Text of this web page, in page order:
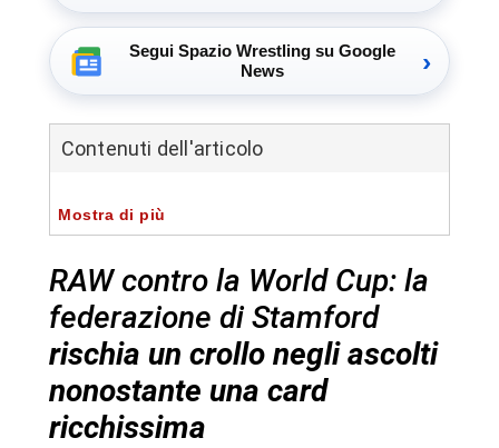
Segui Spazio Wrestling su Google
News
›
Contenuti dell'articolo
Mostra di più
RAW contro la World Cup: la
federazione di Stamford
rischia un crollo negli ascolti
nonostante una card
ricchissima